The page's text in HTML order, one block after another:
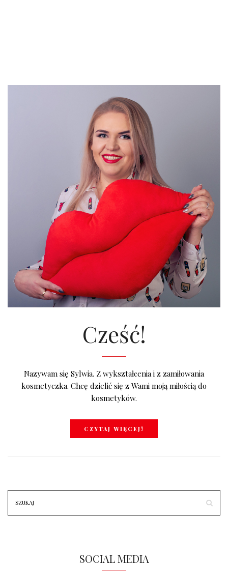
Cześć!
Nazywam się Sylwia. Z wykształcenia i z zamiłowania
kosmetyczka. Chcę dzielić się z Wami moją miłością do
kosmetyków.
CZYTAJ WIĘCEJ!
SOCIAL MEDIA